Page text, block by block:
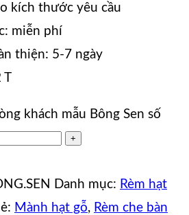
kích thước yêu cầu
miễn phí
thiện: 5-7 ngày
T
khách mẫu Bông Sen số
Danh mục: Rèm hạt
Mành hạt gỗ, Rèm che bàn